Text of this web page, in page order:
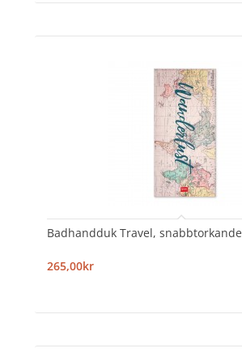
Badhandduk Travel, snabbtorkande
265,00kr